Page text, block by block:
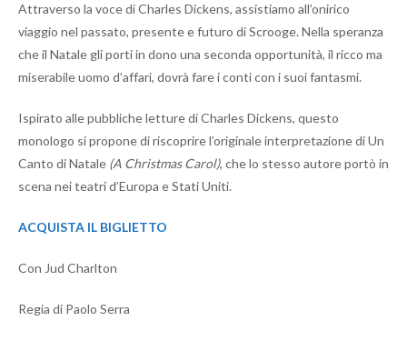
Attraverso la voce di Charles Dickens, assistiamo all’onirico
viaggio nel passato, presente e futuro di Scrooge. Nella speranza
che il Natale gli porti in dono una seconda opportunità, il ricco ma
miserabile uomo d’affari, dovrà fare i conti con i suoi fantasmi.
Ispirato alle pubbliche letture di Charles Dickens, questo
monologo si propone di riscoprire l’originale interpretazione di Un
Canto di Natale (A Christmas Carol), che lo stesso autore portò in
scena nei teatri d’Europa e Stati Uniti.
ACQUISTA IL BIGLIETTO
Con Jud Charlton
Regia di Paolo Serra